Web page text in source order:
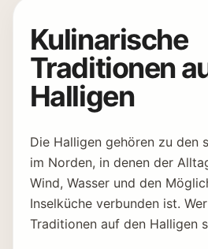
Kulinarische
Traditionen
Halligen
Die Halligen gehören zu den
im Norden, in denen der
Wind, Wasser und den
Inselküche verbunden ist.
Traditionen auf den Halligen